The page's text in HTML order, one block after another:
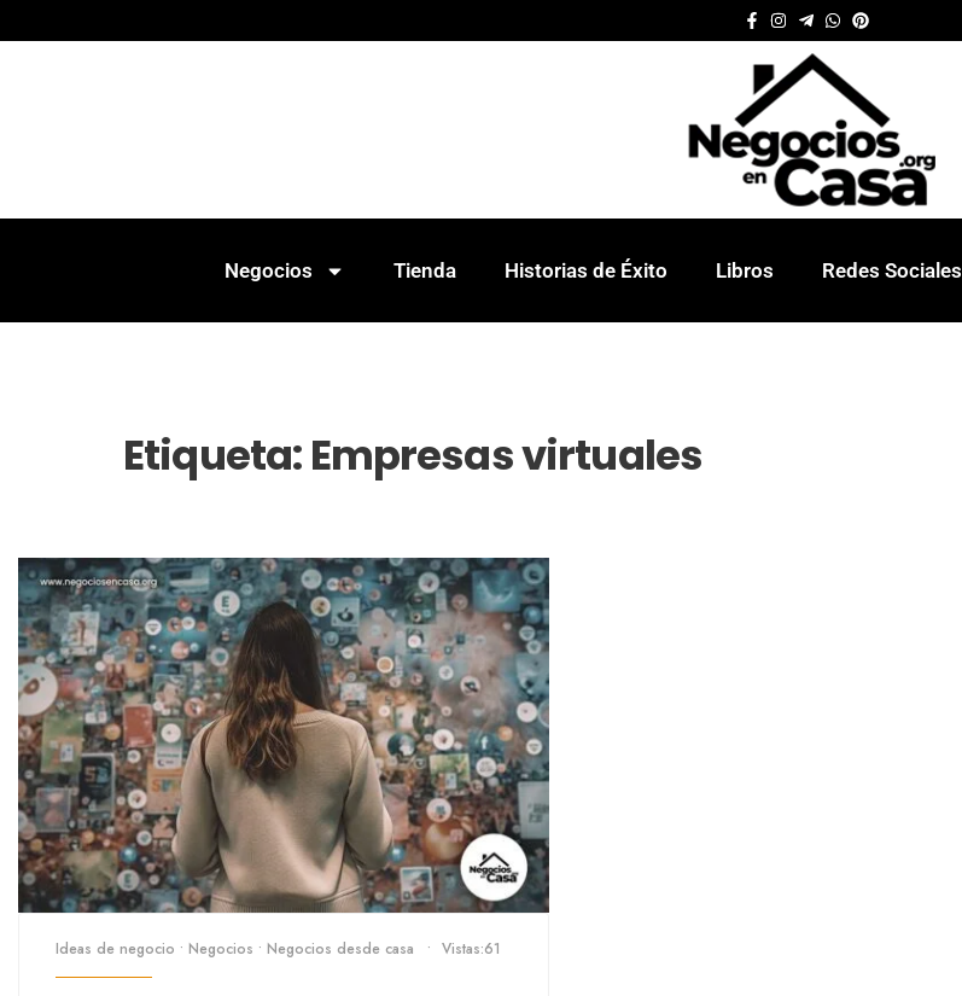
Negocios Tienda Historias de Éxito Libros Redes Sociales
Etiqueta:Empresas virtuales
Ideas de negocio • Negocios • Negocios desde casa • Vistas:61